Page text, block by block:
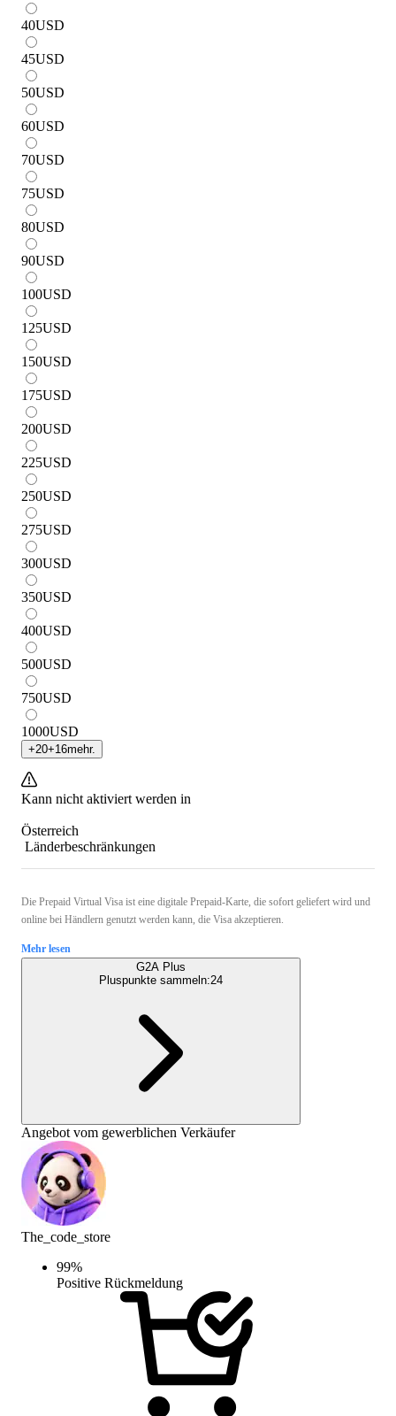
40USD
45USD
50USD
60USD
70USD
75USD
80USD
90USD
100USD
125USD
150USD
175USD
200USD
225USD
250USD
275USD
300USD
350USD
400USD
500USD
750USD
1000USD
+20+16mehr.
Kann nicht aktiviert werden in
Österreich
Länderbeschränkungen
Die Prepaid Virtual Visa ist eine digitale Prepaid-Karte, die sofort geliefert wird und
online bei Händlern genutzt werden kann, die Visa akzeptieren.
Mehr lesen
G2A Plus
Pluspunkte sammeln:24
Angebot vom gewerblichen Verkäufer
The_code_store
99%
Positive Rückmeldung